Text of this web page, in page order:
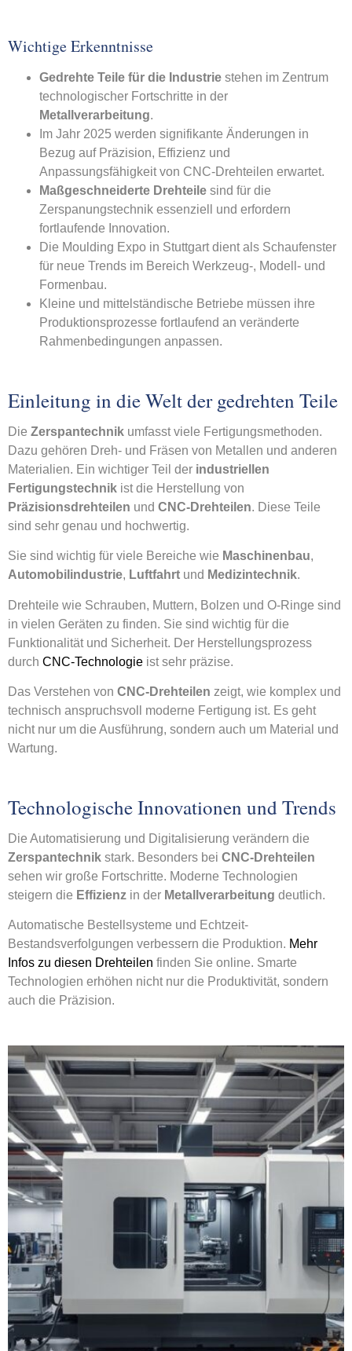
Wichtige Erkenntnisse
Gedrehte Teile für die Industrie stehen im Zentrum
technologischer Fortschritte in der
Metallverarbeitung.
Im Jahr 2025 werden signifikante Änderungen in
Bezug auf Präzision, Effizienz und
Anpassungsfähigkeit von CNC-Drehteilen erwartet.
Maßgeschneiderte Drehteile sind für die
Zerspanungstechnik essenziell und erfordern
fortlaufende Innovation.
Die Moulding Expo in Stuttgart dient als Schaufenster
für neue Trends im Bereich Werkzeug-, Modell- und
Formenbau.
Kleine und mittelständische Betriebe müssen ihre
Produktionsprozesse fortlaufend an veränderte
Rahmenbedingungen anpassen.
Einleitung in die Welt der gedrehten Teile
Die Zerspantechnik umfasst viele Fertigungsmethoden.
Dazu gehören Dreh- und Fräsen von Metallen und anderen
Materialien. Ein wichtiger Teil der industriellen
Fertigungstechnik ist die Herstellung von
Präzisionsdrehteilen und CNC-Drehteilen. Diese Teile
sind sehr genau und hochwertig.
Sie sind wichtig für viele Bereiche wie Maschinenbau,
Automobilindustrie, Luftfahrt und Medizintechnik.
Drehteile wie Schrauben, Muttern, Bolzen und O-Ringe sind
in vielen Geräten zu finden. Sie sind wichtig für die
Funktionalität und Sicherheit. Der Herstellungsprozess
durch CNC-Technologie ist sehr präzise.
Das Verstehen von CNC-Drehteilen zeigt, wie komplex und
technisch anspruchsvoll moderne Fertigung ist. Es geht
nicht nur um die Ausführung, sondern auch um Material und
Wartung.
Technologische Innovationen und Trends
Die Automatisierung und Digitalisierung verändern die
Zerspantechnik stark. Besonders bei CNC-Drehteilen
sehen wir große Fortschritte. Moderne Technologien
steigern die Effizienz in der Metallverarbeitung deutlich.
Automatische Bestellsysteme und Echtzeit-
Bestandsverfolgungen verbessern die Produktion. Mehr
Infos zu diesen Drehteilen finden Sie online. Smarte
Technologien erhöhen nicht nur die Produktivität, sondern
auch die Präzision.